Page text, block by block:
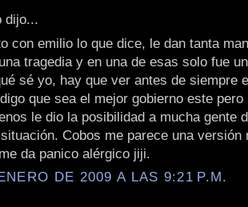
dijo...
con emilio lo que dice, le dan tanta
tragedia y en una de esas solo fue
sé yo, hay que ver antes de siempre
que sea el mejor gobierno este pero
le dio la posibilidad a mucha gente
Cobos me parece una versión
da panico alérgico jiji.
DE 2009 A LAS 9:21 P.M.